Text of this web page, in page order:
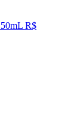
R$